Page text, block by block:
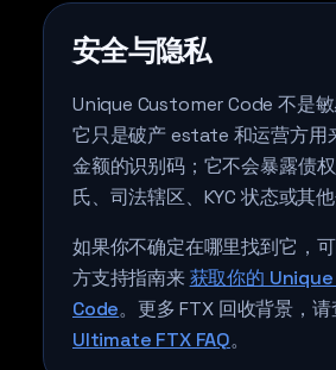
安全与隐私
Unique Customer Code 不是敏
它只是破产 estate 和运营方用
金额的识别码；它不会暴露债
氏、司法辖区、KYC 状态或其他
如果你不确定在哪里找到它，
方支持指南来获取你的
Code。更多 FTX 回收背景，
Ultimate FTX FAQ。